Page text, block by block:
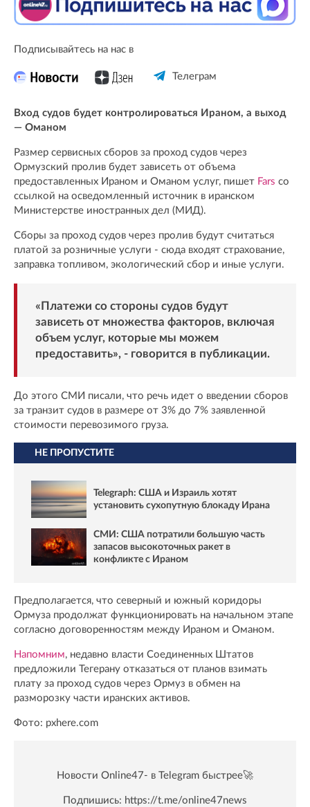
Подписывайтесь на нас в
Телеграм
Вход судов будет контролироваться Ираном, а выход
— Оманом
Размер сервисных сборов за проход судов через
Ормузский пролив будет зависеть от объема
предоставленных Ираном и Оманом услуг, пишет Fars со
ссылкой на осведомленный источник в иранском
Министерстве иностранных дел (МИД).
Сборы за проход судов через пролив будут считаться
платой за розничные услуги - сюда входят страхование,
заправка топливом, экологический сбор и иные услуги.
«Платежи со стороны судов будут
зависеть от множества факторов, включая
объем услуг, которые мы можем
предоставить», - говорится в публикации.
До этого СМИ писали, что речь идет о введении сборов
за транзит судов в размере от 3% до 7% заявленной
стоимости перевозимого груза.
НЕ ПРОПУСТИТЕ
Telegraph: США и Израиль хотят
установить сухопутную блокаду Ирана
СМИ: США потратили большую часть
запасов высокоточных ракет в
конфликте с Ираном
Предполагается, что северный и южный коридоры
Ормуза продолжат функционировать на начальном этапе
согласно договоренностям между Ираном и Оманом.
Напомним, недавно власти Соединенных Штатов
предложили Тегерану отказаться от планов взимать
плату за проход судов через Ормуз в обмен на
разморозку части иранских активов.
Фото: pxhere.com
Новости Online47- в Telegram быстрее🚀
Подпишись: https://t.me/online47news